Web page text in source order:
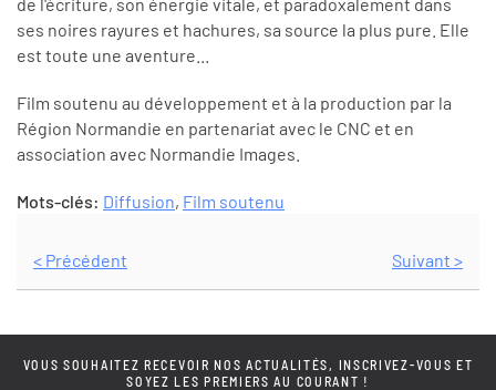
ses noires rayures et hachures, sa source la plus pure. Elle
est toute une aventure...
Film soutenu au développement et à la production par la
Région Normandie en partenariat avec le CNC et en
association avec Normandie Images.
Mots-clés: Diffusion, Film soutenu
< Précédent Suivant >
VOUS SOUHAITEZ RECEVOIR NOS ACTUALITÉS, INSCRIVEZ-VOUS ET
SOYEZ LES PREMIERS AU COURANT !